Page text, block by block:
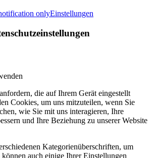
onlyEinstellungen
die auf Ihrem Gerät eingestellt
Cookies, um uns mitzuteilen, wenn Sie
wie Sie mit uns interagieren, Ihre
und Ihre Beziehung zu unserer Website
Kategorienüberschriften, um
auch einige Ihrer Einstellungen